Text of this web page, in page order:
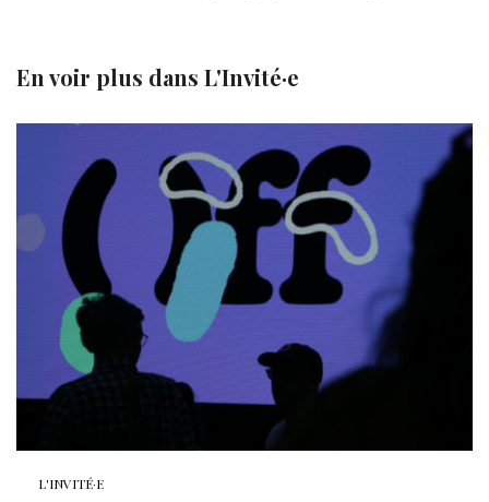
En voir plus dans L'Invité·e
L'INVITÉ·E